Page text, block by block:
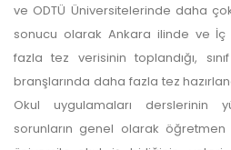
ve ODTÜ Üniversitelerinde daha
sonucu olarak Ankara ilinde ve
fazla tez verisinin toplandığı,
branşlarında daha fazla tez
Okul uygulamaları derslerinin
sorunların genel olarak